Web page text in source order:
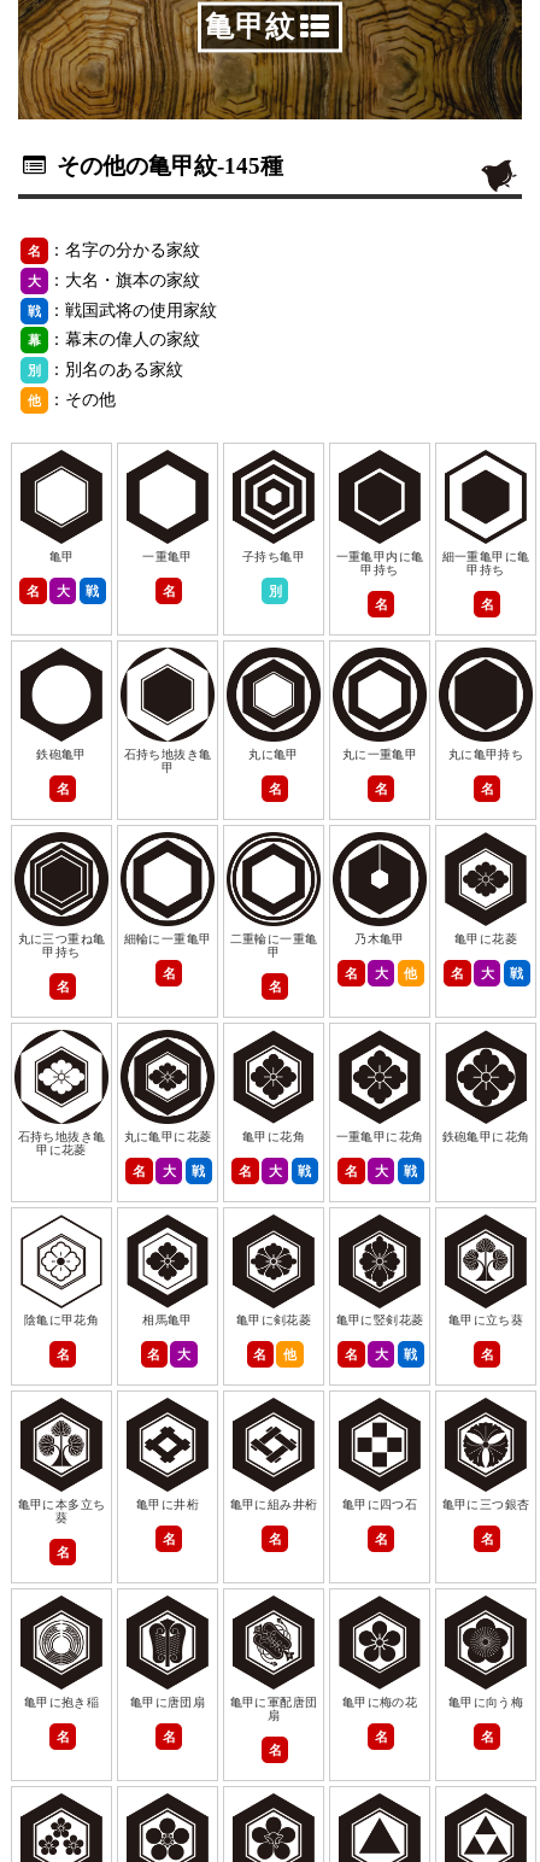
亀甲紋
その他の亀甲紋-145種
名 ：名字の分かる家紋
大 ：大名・旗本の家紋
戦 ：戦国武将の使用家紋
幕 ：幕末の偉人の家紋
別 ：別名のある家紋
他 ：その他
亀甲
名 大 戦
一重亀甲
名
子持ち亀甲
別
一重亀甲内に亀
甲持ち
名
細一重亀甲に亀
甲持ち
名
鉄砲亀甲
名
石持ち地抜き亀
甲
丸に亀甲
名
丸に一重亀甲
名
丸に亀甲持ち
名
丸に三つ重ね亀
甲持ち
名
細輪に一重亀甲
名
二重輪に一重亀
甲
名
乃木亀甲
名 大 他
亀甲に花菱
名 大 戦
石持ち地抜き亀
甲に花菱
丸に亀甲に花菱
名 大 戦
亀甲に花角
名 大 戦
一重亀甲に花角
名 大 戦
鉄砲亀甲に花角
陰亀に甲花角
名
相馬亀甲
名 大
亀甲に剣花菱
名 他
亀甲に竪剣花菱
名 大 戦
亀甲に立ち葵
名
亀甲に本多立ち
葵
名
亀甲に井桁
名
亀甲に組み井桁
名
亀甲に四つ石
名
亀甲に三つ銀杏
名
亀甲に抱き稲
名
亀甲に唐団扇
名
亀甲に軍配唐団
扇
名
亀甲に梅の花
名
亀甲に向う梅
名